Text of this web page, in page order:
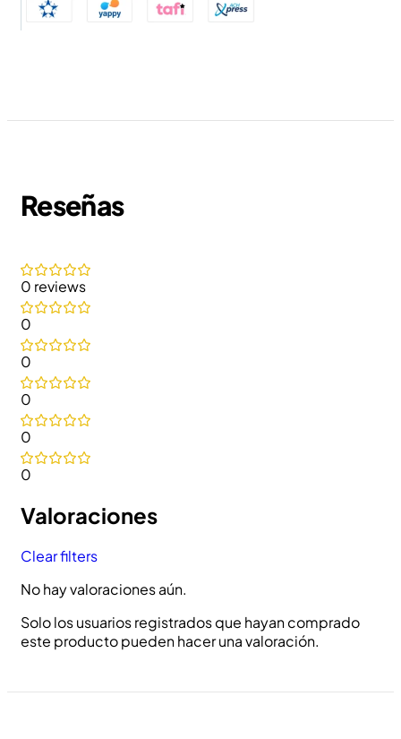
Reseñas
0 reviews
0
0
0
0
0
Valoraciones
Clear filters
No hay valoraciones aún.
Solo los usuarios registrados que hayan comprado
este producto pueden hacer una valoración.